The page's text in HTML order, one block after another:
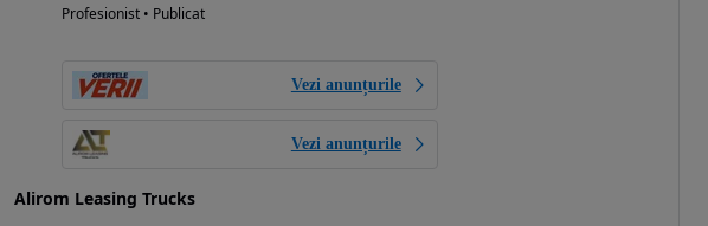
Profesionist • Publicat
Vezi anunțurile
Vezi anunțurile
Alirom Leasing Trucks